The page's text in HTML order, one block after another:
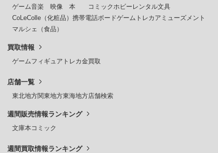
ゲーム音楽 映像 本 コミックホビー レンタル文具
CoLeColle（化粧品） 携帯電話ボードゲーム トレカ アミューズメント
マルシェ（食品）
買取情報
ゲームフィギュア トレカ金買取
店舗一覧
東北地方関東地方東海地方店舗検索
週間販売情報ランキング
文庫本コミック
週間買取情報ランキング